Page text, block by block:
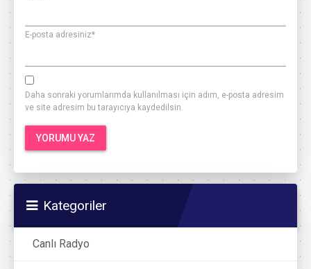
E-posta adresiniz*
Daha sonraki yorumlarımda kullanılması için adım, e-posta adresim
ve site adresim bu tarayıcıya kaydedilsin.
Kategoriler
Canlı Radyo